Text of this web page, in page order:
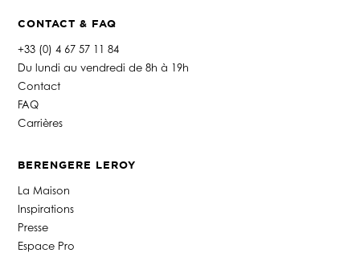
CONTACT & FAQ
+33 (0) 4 67 57 11 84
Du lundi au vendredi de 8h à 19h
Contact
FAQ
Carrières
BERENGERE LEROY
La Maison
Inspirations
Presse
Espace Pro